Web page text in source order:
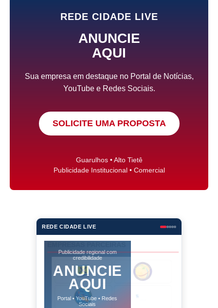
REDE CIDADE LIVE
ANUNCIE
AQUI
Sua empresa em destaque no Portal de Notícias,
YouTube e Redes Sociais.
SOLICITE UMA PROPOSTA
Guarulhos • Alto Tietê
Publicidade Institucional • Comercial
REDE CIDADE LIVE
Publicidade regional com
credibilidade
ANUNCIE
AQUI
Portal • YouTube • Redes
Sociais